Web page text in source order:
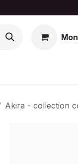
Akira - collection